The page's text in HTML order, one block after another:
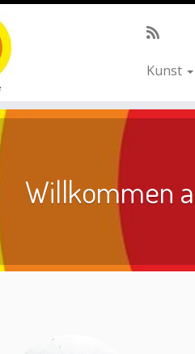
Kunst
Willkommen